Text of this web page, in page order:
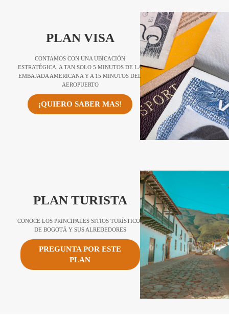
PLAN VISA
CONTAMOS CON UNA UBICACIÓN
ESTRATÉGICA, A TAN SOLO 5 MINUTOS DE LA
EMBAJADA AMERICANA Y A 15 MINUTOS DEL
AEROPUERTO
¡QUIERO SABER MAS!
PLAN TURISTA
CONOCE LOS PRINCIPALES SITIOS TURÍSTICOS
DE BOGOTÁ Y SUS ALREDEDORES
PREGUNTA POR ESTE
PLAN